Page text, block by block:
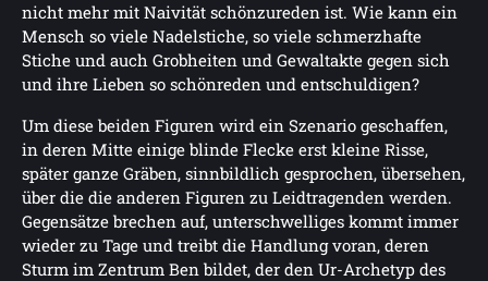
nicht mehr mit Naivität schönzureden ist. Wie kann ein
Mensch so viele Nadelstiche, so viele schmerzhafte
Stiche und auch Grobheiten und Gewaltakte gegen sich
und ihre Lieben so schönreden und entschuldigen?
Um diese beiden Figuren wird ein Szenario geschaffen,
in deren Mitte einige blinde Flecke erst kleine Risse,
später ganze Gräben, sinnbildlich gesprochen, übersehen,
über die die anderen Figuren zu Leidtragenden werden.
Gegensätze brechen auf, unterschwelliges kommt immer
wieder zu Tage und treibt die Handlung voran, deren
Sturm im Zentrum Ben bildet, der den Ur-Archetyp des